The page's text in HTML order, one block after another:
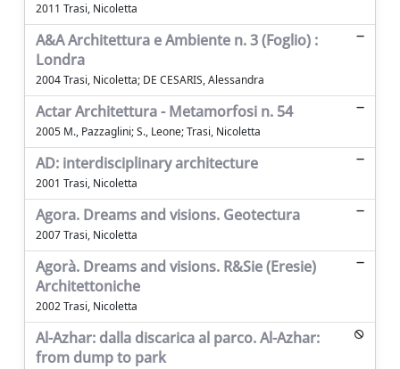
2011 Trasi, Nicoletta
A&A Architettura e Ambiente n. 3 (Foglio) :
Londra
2004 Trasi, Nicoletta; DE CESARIS, Alessandra
Actar Architettura - Metamorfosi n. 54
2005 M., Pazzaglini; S., Leone; Trasi, Nicoletta
AD: interdisciplinary architecture
2001 Trasi, Nicoletta
Agora. Dreams and visions. Geotectura
2007 Trasi, Nicoletta
Agorà. Dreams and visions. R&Sie (Eresie)
Architettoniche
2002 Trasi, Nicoletta
Al-Azhar: dalla discarica al parco. Al-Azhar:
from dump to park